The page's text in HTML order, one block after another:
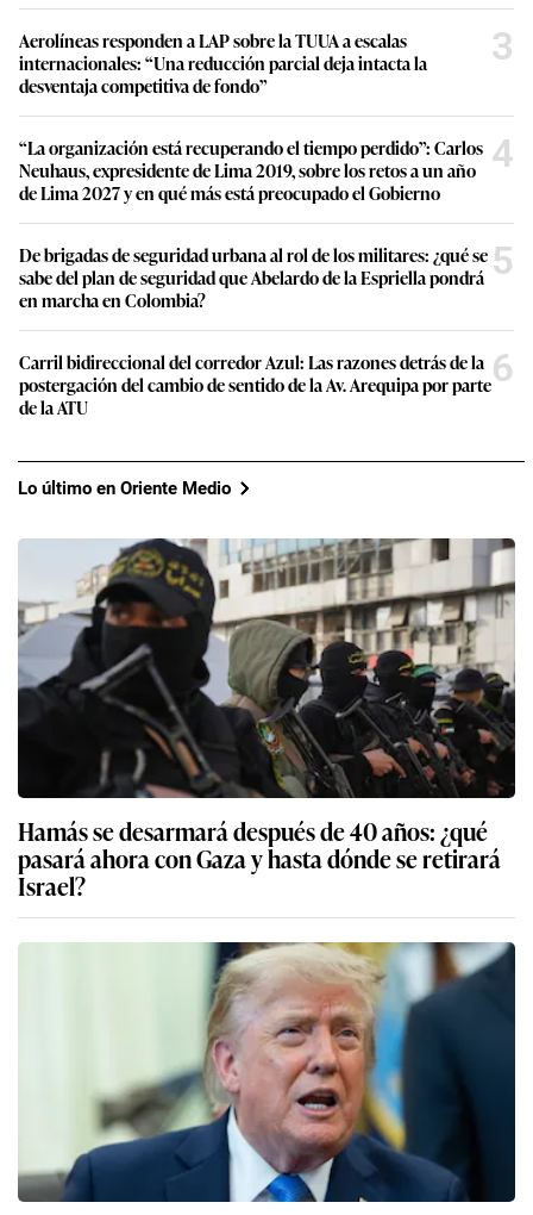
Aerolíneas responden a LAP sobre la TUUA a escalas
internacionales: “Una reducción parcial deja intacta la
desventaja competitiva de fondo”
3
“La organización está recuperando el tiempo perdido”: Carlos
Neuhaus, expresidente de Lima 2019, sobre los retos a un año
de Lima 2027 y en qué más está preocupado el Gobierno
4
De brigadas de seguridad urbana al rol de los militares: ¿qué se
sabe del plan de seguridad que Abelardo de la Espriella pondrá
en marcha en Colombia?
5
Carril bidireccional del corredor Azul: Las razones detrás de la
postergación del cambio de sentido de la Av. Arequipa por parte
de la ATU
6
Lo último en Oriente Medio
Hamás se desarmará después de 40 años: ¿qué
pasará ahora con Gaza y hasta dónde se retirará
Israel?